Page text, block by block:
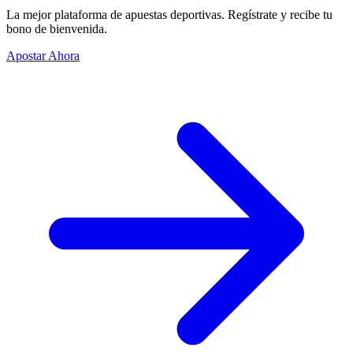
La mejor plataforma de apuestas deportivas. Regístrate y recibe tu
bono de bienvenida.
Apostar Ahora